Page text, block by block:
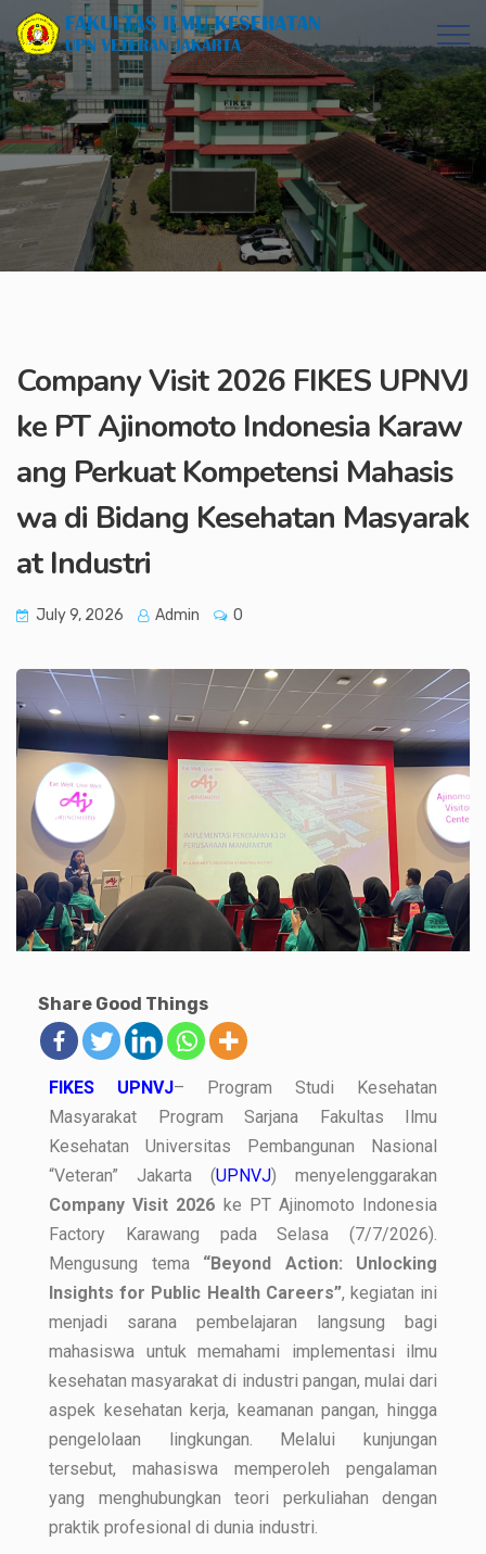
Company Visit 2026 FIKES UPNVJ
ke PT Ajinomoto Indonesia Karaw
ang Perkuat Kompetensi Mahasis
wa di Bidang Kesehatan Masyarak
at Industri
July 9, 2026 Admin 0
Share Good Things
FIKES UPNVJ– Program Studi Kesehatan
Masyarakat Program Sarjana Fakultas Ilmu
Kesehatan Universitas Pembangunan Nasional
“Veteran” Jakarta (UPNVJ) menyelenggarakan
Company Visit 2026 ke PT Ajinomoto Indonesia
Factory Karawang pada Selasa (7/7/2026).
Mengusung tema “Beyond Action: Unlocking
Insights for Public Health Careers”, kegiatan ini
menjadi sarana pembelajaran langsung bagi
mahasiswa untuk memahami implementasi ilmu
kesehatan masyarakat di industri pangan, mulai dari
aspek kesehatan kerja, keamanan pangan, hingga
pengelolaan lingkungan. Melalui kunjungan
tersebut, mahasiswa memperoleh pengalaman
yang menghubungkan teori perkuliahan dengan
praktik profesional di dunia industri.